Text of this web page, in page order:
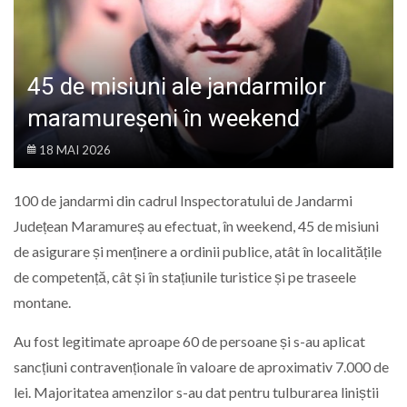
45 de misiuni ale jandarmilor
maramureșeni în weekend
18 MAI 2026
100 de jandarmi din cadrul Inspectoratului de Jandarmi
Județean Maramureș au efectuat, în weekend, 45 de misiuni
de asigurare și menținere a ordinii publice, atât în localitățile
de competență, cât și în stațiunile turistice și pe traseele
montane.
Au fost legitimate aproape 60 de persoane și s-au aplicat
sancțiuni contravenționale în valoare de aproximativ 7.000 de
lei. Majoritatea amenzilor s-au dat pentru tulburarea liniștii